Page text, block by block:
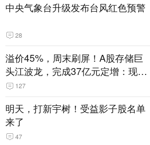
中央气象台升级发布台风红色预警
28
溢价45%，周末刷屏！A股存储巨
头江波龙，完成37亿元定增：现价
386.6元，定增价560元
127
明天，打新宇树！受益影子股名单
来了
47